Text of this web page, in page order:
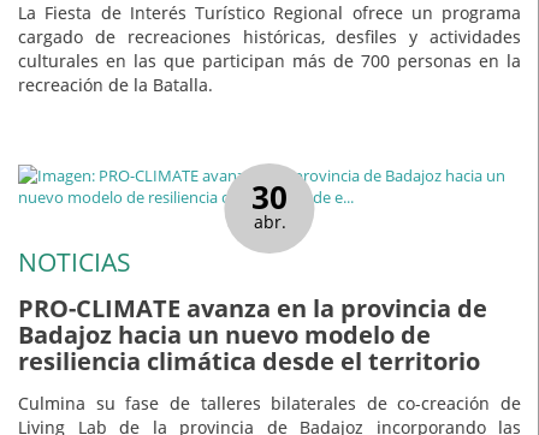
La Fiesta de Interés Turístico Regional ofrece un programa
cargado de recreaciones históricas, desfiles y actividades
culturales en las que participan más de 700 personas en la
recreación de la Batalla.
30
abr.
NOTICIAS
PRO-CLIMATE avanza en la provincia de
Badajoz hacia un nuevo modelo de
resiliencia climática desde el territorio
Culmina su fase de talleres bilaterales de co-creación de
Living Lab de la provincia de Badajoz incorporando las